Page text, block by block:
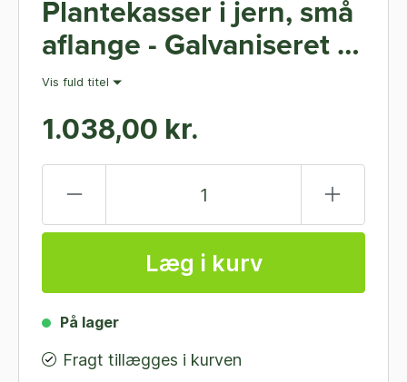
Plantekasser i jern, små
aflange - Galvaniseret -
40 x 80 cm 25 cm høj -
Med bund
Vis fuld titel
1.038,00 kr.
Læg i kurv
På lager
Fragt tillægges i kurven